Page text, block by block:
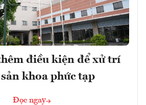
điều kiện để xử trí
sản khoa phức tạp
Đọc ngay